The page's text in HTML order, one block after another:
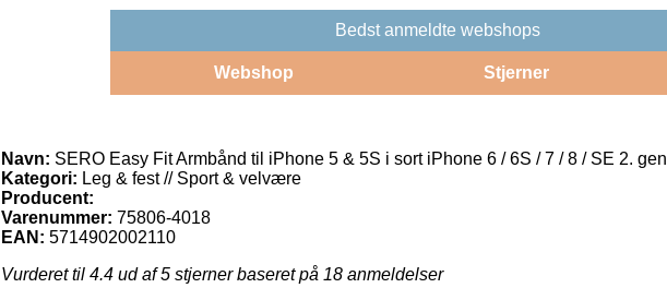
Bedst anmeldte webshops
Webshop Stjerner
Navn: SERO Easy Fit Armbånd til iPhone 5 & 5S i sort iPhone 6 / 6S / 7 / 8 / SE 2. gen
Kategori: Leg & fest // Sport & velvære
Producent:
Varenummer: 75806-4018
EAN: 5714902002110
Vurderet til 4.4 ud af 5 stjerner baseret på 18 anmeldelser